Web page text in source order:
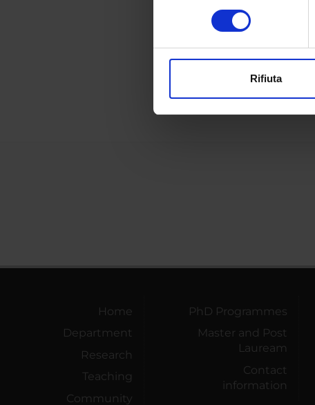
digitali).
modificare o ritirare il tuo
Rifiuta
Home
Department
Research
Teaching
Community
PhD Programmes
Master and Post
Lauream
Contact
information